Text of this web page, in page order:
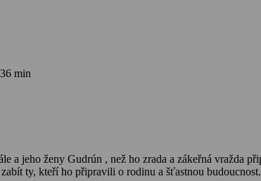
min
ty, kteří ho připravili o rodinu a šťastnou budoucnost.